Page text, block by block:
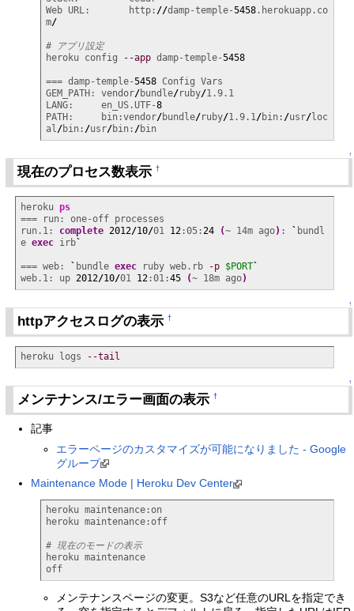
Web URL:       http: //damp-temple-5458.herokuapp.co
m/
# アプリ設定
heroku config
--app damp-temple-5458
=== damp-temple-5458 Config Vars
GEM_PATH: vendor/bundle/ruby/1.9.1
LANG:     en_US.UTF-8
PATH:     bin:vendor/bundle/ruby/1.9.1/bin: /usr/loc
al/bin: /usr/bin: /bin
↑
現在のプロセス数表示†
heroku ps
=== run: one-off processes
run.1: complete 2012/10/01 12:05:24 (~ 14m ago) : ` bundl
e exec irb`
=== web: ` bundle exec ruby web.rb -p $PORT`
web.1: up 2012/10/01 12:01:45 (~ 18m ago)
↑
httpアクセスログの表示†
heroku logs --tail
↑
メンテナンス/エラー画面の表示†
記事
エラーページのカスタマイズが可能になりました - Google
グループ
Maintenance Mode | Heroku Dev Center
heroku maintenance:on
heroku maintenance:off
# 現在のモードの表示
heroku maintenance
off
メンテナンスページの変更。S3など任意のURLを指定でき